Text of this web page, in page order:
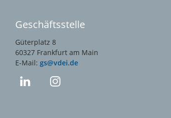
Geschäftsstelle
Güterplatz 8
60327 Frankfurt am Main
E-Mail:gs@vdei.de